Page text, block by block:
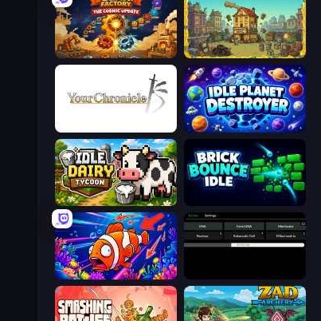
Gear Factory The Garbaggio Hotel
Idle Planet Destroyer
Idle Dairy Tycoon Brick Bounce Idle
Fish Catch Idle